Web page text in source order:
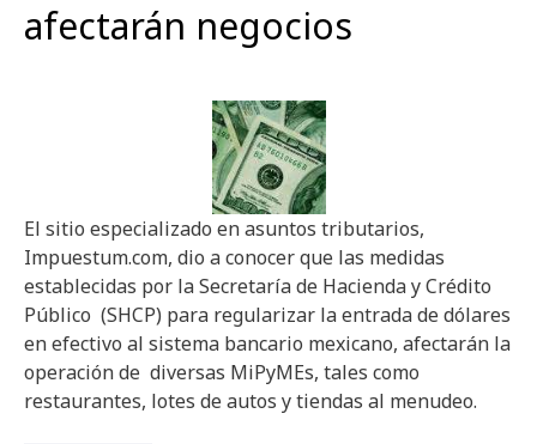
afectarán negocios
El sitio especializado en asuntos tributarios,
Impuestum.com, dio a conocer que las medidas
establecidas por la Secretaría de Hacienda y Crédito
Público (SHCP) para regularizar la entrada de dólares
en efectivo al sistema bancario mexicano, afectarán la
operación de diversas MiPyMEs, tales como
restaurantes, lotes de autos y tiendas al menudeo.